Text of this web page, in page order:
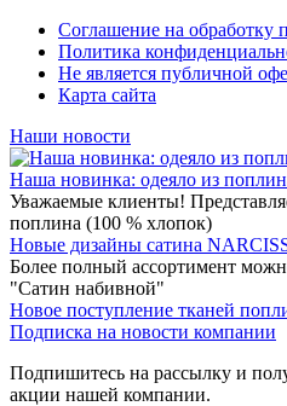
Соглашение на обработку
Политика
Не является публичной
Карта сайта
Наши новости
Наша новинка: одеяло из
Уважаемые клиенты!
поплина (100 % хлопок)
Новые дизайны сатина
Более полный ассортимент
"Сатин набивной"
Новое поступление тканей
Подписка на новости компании
Подпишитесь на рассылку и
акции нашей компании.